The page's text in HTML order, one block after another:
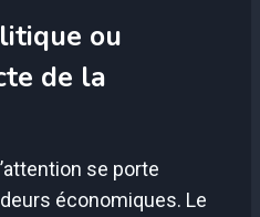
ou
de la
se porte
économiques. Le